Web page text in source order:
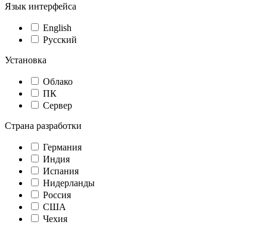
Язык интерфейса
English
Русский
Установка
Облако
ПК
Сервер
Страна разработки
Германия
Индия
Испания
Нидерланды
Россия
США
Чехия